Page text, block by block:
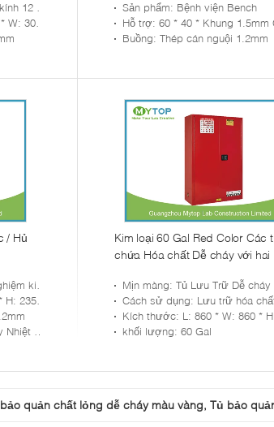
Glass
H: 750 đến 800 mm
Sản phẩm: Bệnh viện Bench
Hỗ trợ: 60 * 40 * Khung 1.5mm C với
Buồng: Thép cán nguội 1.2mm
/ Hủ
kim loại
mm
độ Cao
Kim loại 60 Gal Red Color Các
chứa Hóa chất Dễ cháy với hai
Mịn màng: Tủ Lưu Trữ Dễ cháy
Cách sử dụng: Lưu trữ hóa chất dễ cháy trong
Kích thước: L: 860 * W: 860 * H:
khối lượng: 60 Gal
quản chất lỏng dễ cháy màu vàng, Tủ bảo
Tủ Laminar Tầng 100 Tủ Chiếu thẳng đứng cho